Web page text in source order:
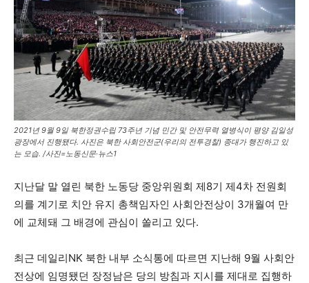
2021년 9월 9일 북한정권수립 73주년 기념 민간 및 안전무력 열병식이 평양 김일성
광장에서 진행됐다. 사진은 북한 사회안전군(우리의 전투경찰) 종대가 행진하고 있
는 모습. /사진=노동신문·뉴스1
지난달 말 열린 북한 노동당 중앙위원회 제8기 제4차 전원회
의를 계기로 치안 유지 총책임자인 사회안전상이 3개월여 만
에 교체돼 그 배경에 관심이 쏠리고 있다.
최근 데일리NK 북한 내부 소식통에 따르면 지난해 9월 사회안
전상에 임명됐던 장정남은 당의 방침과 지시를 제대로 집행하